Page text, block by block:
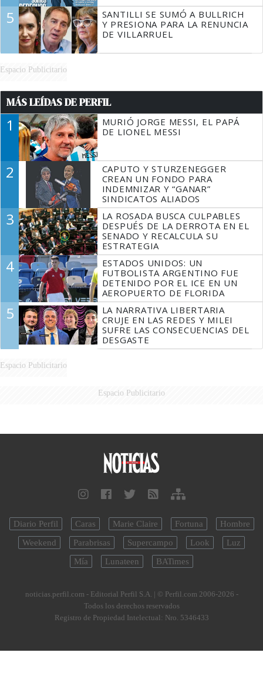
5
SANTILLI SE SUMÓ A BULLRICH
Y PRESIONA PARA LA RENUNCIA
DE VILLARRUEL
Espacio Publicitario
MÁS LEÍDAS DE PERFIL
1
MURIÓ JORGE MESSI, EL PAPÁ
DE LIONEL MESSI
2
CAPUTO Y STURZENEGGER
CREAN UN FONDO PARA
INDEMNIZAR Y “GANAR”
SINDICATOS ALIADOS
3
LA ROSADA BUSCA CULPABLES
DESPUÉS DE LA DERROTA EN EL
SENADO Y RECALCULA SU
ESTRATEGIA
4
ESTADOS UNIDOS: UN
FUTBOLISTA ARGENTINO FUE
DETENIDO POR EL ICE EN UN
AEROPUERTO DE FLORIDA
5
LA NARRATIVA LIBERTARIA
CRUJE EN LAS REDES Y MILEI
SUFRE LAS CONSECUENCIAS DEL
DESGASTE
Espacio Publicitario
Espacio Publicitario
Diario Perfil Caras Marie Claire Fortuna
Hombre
Weekend
Parabrisas Supercampo Look
Luz
Mía
Lunateen BATimes
noticias.perfil.com - Editorial Perfil S.A. | © Perfil.com 2006-2026 -
Todos los derechos reservados
Registro de Propiedad Intelectual: Nro. 5346433